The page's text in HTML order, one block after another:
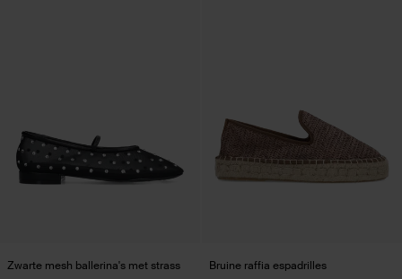
Zwarte mesh ballerina's met strass Bruine raffia espadrilles